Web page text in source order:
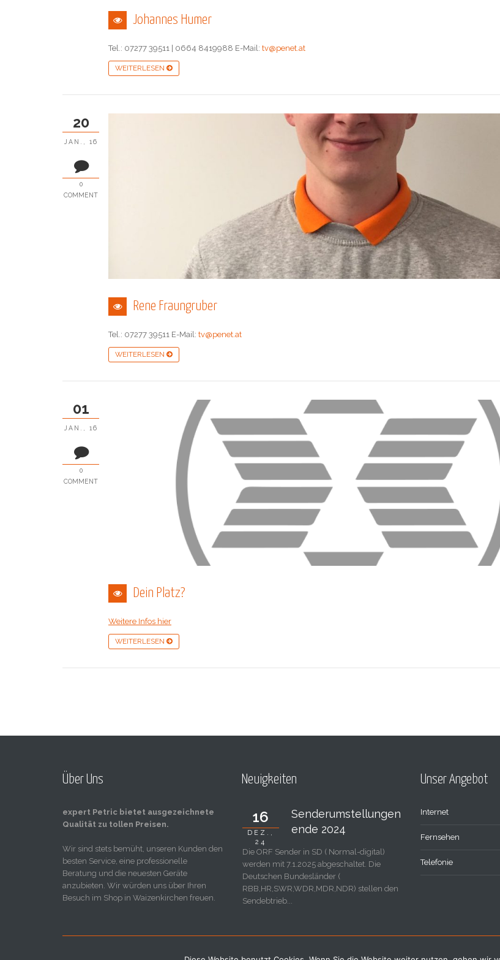
Johannes Humer
Tel.: 07277 39511 | 0664 8419988 E-Mail: tv@penet.at
WEITERLESEN
Rene Fraungruber
Tel.: 07277 39511 E-Mail: tv@penet.at
WEITERLESEN
20
JAN., 16
0
COMMENT
Dein Platz?
Weitere Infos hier
WEITERLESEN
01
JAN., 16
0
COMMENT
Über Uns
expert Petric bietet ausgezeichnete
Qualität zu tollen Preisen.
Wir sind stets bemüht, unseren Kunden den
besten Service, eine professionelle
Beratung und die neuesten Geräte
anzubieten. Wir würden uns über Ihren
Besuch im Shop in Waizenkirchen freuen.
Neuigkeiten
16
DEZ.,
24
Senderumstellungen
ende 2024
Die ORF Sender in SD ( Normal-digital)
werden mit 7.1.2025 abgeschaltet. Die
Deutschen Bundesländer (
RBB,HR,SWR,WDR,MDR,NDR) stellen den
Sendebtrieb...
Unser Angebot
Internet
Fernsehen
Telefonie